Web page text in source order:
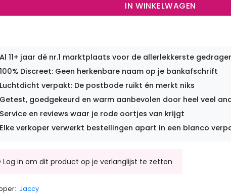
IN WINKELWAGEN
Al 11+ jaar dé nr.1 marktplaats voor de allerlekkerste
100% Discreet: Geen herkenbare naam op je bankafschrift
Luchtdicht verpakt: De postbode ruikt én merkt niks
Getest, goedgekeurd en warm aanbevolen door heel veel
Service en reviews waar je rode oortjes van krijgt
Elke verkoper verwerkt bestellingen apart in een blanco
Jaccy